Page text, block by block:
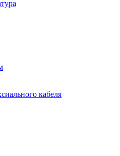
кабеля